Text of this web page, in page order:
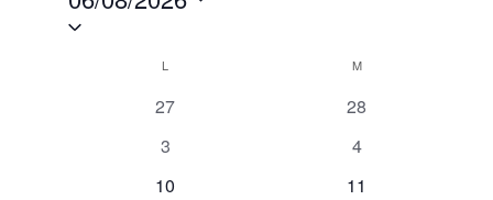
Sélectionnez
Calendrier
L MMARDI
0
27
0
28
0
3
0
4
0
10
0
11